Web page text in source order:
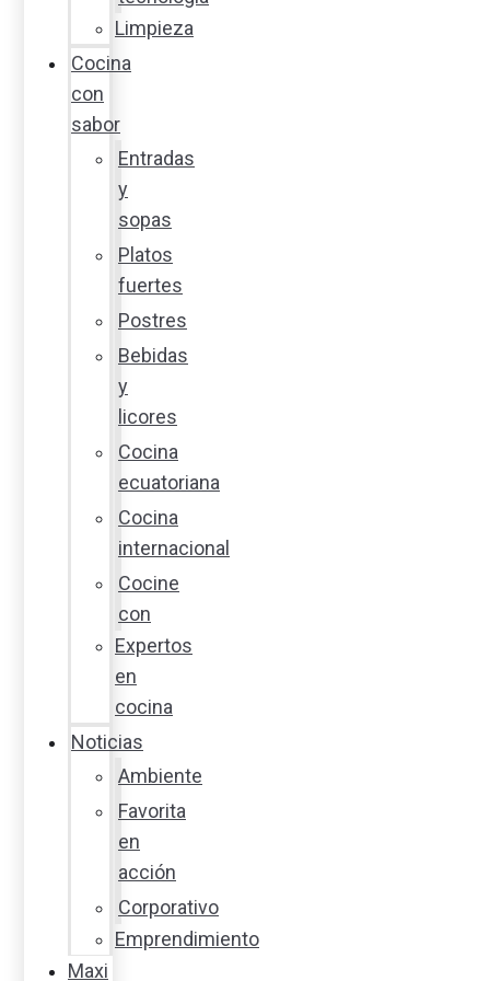
Limpieza
Cocina
con
sabor
Entradas
y
sopas
Platos
fuertes
Postres
Bebidas
y
licores
Cocina
ecuatoriana
Cocina
internacional
Cocine
con
Expertos
en
cocina
Noticias
Ambiente
Favorita
en
acción
Corporativo
Emprendimiento
Maxi